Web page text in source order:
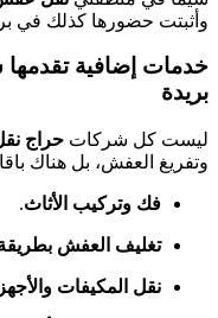
وأثبتت حضورها كذلك في
خدمات إضافية
بريدة
ليست كل شركات حراج
وتفريغ العفش، بل هناك
فك وتركيب الأثاث.
تغليف العفش بطريقة
نقل المكيفات